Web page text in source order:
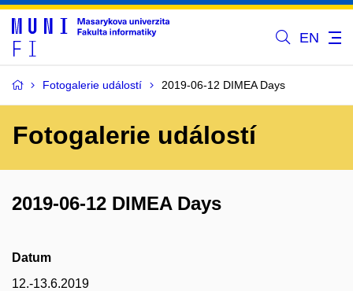
EN
Fotogalerie událostí 2019-06-12 DIMEA Days
Fotogalerie událostí
2019-06-12 DIMEA Days
Datum
12.-13.6.2019